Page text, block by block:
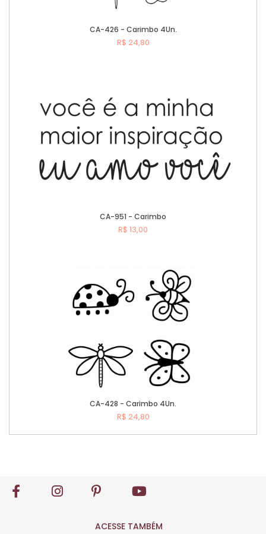
CA-426 - Carimbo 4Un.
R$ 24,80
CA-951 - Carimbo
R$ 13,00
CA-428 - Carimbo 4Un.
R$ 24,80
ACESSE TAMBÉM